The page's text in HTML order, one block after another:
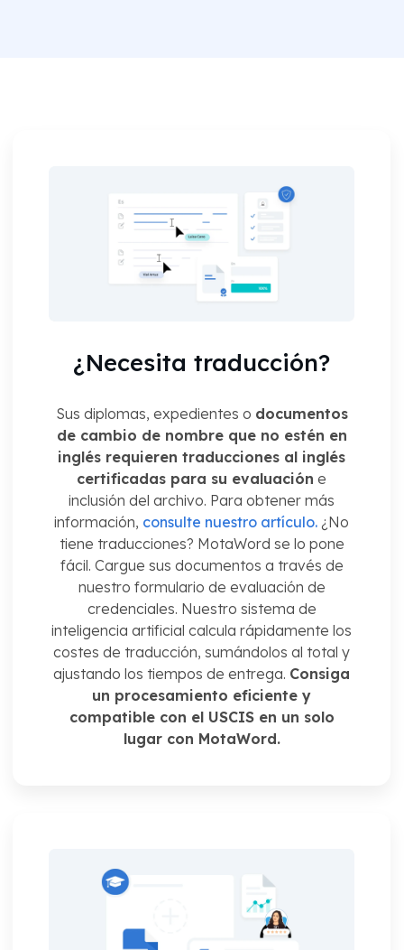
¿Necesita traducción?
Sus diplomas, expedientes o documentos
de cambio de nombre que no estén en
inglés requieren traducciones al inglés
certificadas para su evaluación e
inclusión del archivo. Para obtener más
información, consulte nuestro artículo. ¿No
tiene traducciones? MotaWord se lo pone
fácil. Cargue sus documentos a través de
nuestro formulario de evaluación de
credenciales. Nuestro sistema de
inteligencia artificial calcula rápidamente los
costes de traducción, sumándolos al total y
ajustando los tiempos de entrega. Consiga
un procesamiento eficiente y
compatible con el USCIS en un solo
lugar con MotaWord.